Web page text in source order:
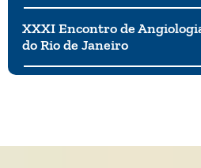
XXXI Encontro de
do Rio de Janeiro